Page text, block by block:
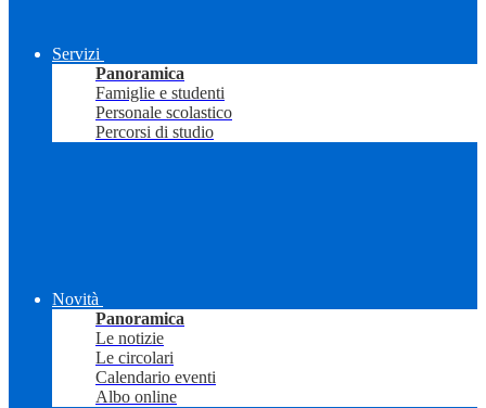
Servizi
Panoramica
Famiglie e studenti
Personale scolastico
Percorsi di studio
Novità
Panoramica
Le notizie
Le circolari
Calendario eventi
Albo online